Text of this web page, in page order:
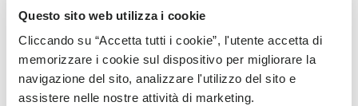
Questo sito web utilizza i cookie
Cliccando su “Accetta tutti i cookie”, l'utente accetta di
memorizzare i cookie sul dispositivo per migliorare la
navigazione del sito, analizzare l'utilizzo del sito e
assistere nelle nostre attività di marketing.
HOMBRE
Scramkey
+ 2 colores
HOMBRE
Groundsplay
+ 5 colores